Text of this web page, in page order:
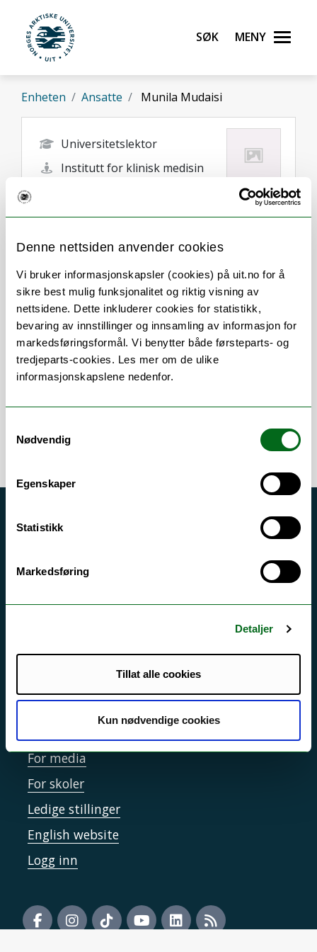
Denne nettsiden anvender cookies
Vi bruker informasjonskapsler (cookies) på uit.no for å
sikre best mulig funksjonalitet og riktig visning av
nettsidene. Dette inkluderer cookies for statistikk,
bevaring av innstillinger og innsamling av informasjon for
markedsføringsformål. Vi benytter både førsteparts- og
tredjeparts-cookies. Les mer om de ulike
informasjonskapslene nedenfor.
Nødvendig
Egenskaper
Statistikk
Markedsføring
Detaljer
Tillat alle cookies
Kun nødvendige cookies
Gå til hovedinnhold
UiT Norges arktiske universitet
Søk Meny
Enheten Ansatte Munila Mudaisi
Universitetslektor
Institutt for klinisk medisin
Tromsø
Om
Forskning og undervisning
Publikasjoner
Akutt hjelp
Driftsmeldinger
Sikkerhet, beredskap og personvern
Tilgjengelighetserklæring
For media
For skoler
Ledige stillinger
English website
Logg inn